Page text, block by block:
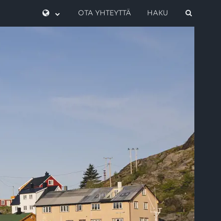
OTA YHTEYTTÄ HAKU